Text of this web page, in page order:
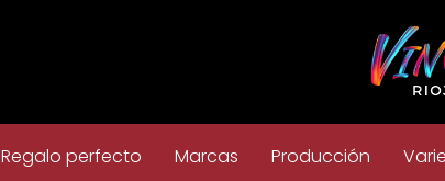
Regalo perfecto Marcas Producción